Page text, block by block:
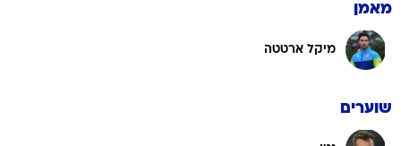
מאמן
מיקל ארטטה
שוערים